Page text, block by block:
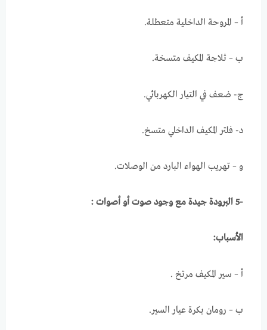
أ – المروحة الداخلية متعطلة.
ب – ثلاجة المكيف متسخة.
ج- ضعف في التيار الكهربائي.
د- فلتر المكيف الداخلي متسخ.
و – تهريب الهواء البارد من الوصلات.
-5 البرودة جيدة مع وجود صوت أو أصوات :
الأسباب:
أ – سير المكيف مرتخ .
ب – رومان بكرة عيار السير.